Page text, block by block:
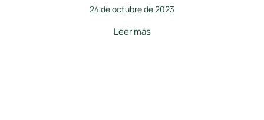
24 de octubre de 2023
Leer más